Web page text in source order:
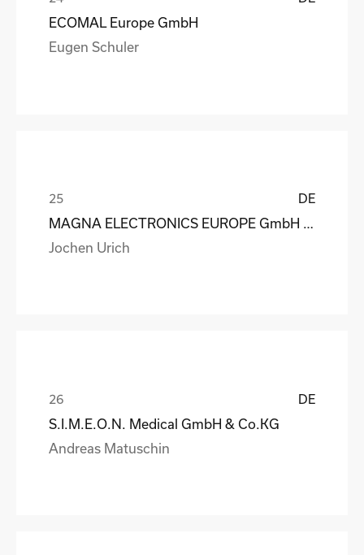
ECOMAL Europe GmbH
Eugen Schuler
DE
Jochen Urich
DE
S.I.M.E.O.N. Medical GmbH & Co.KG
Andreas Matuschin